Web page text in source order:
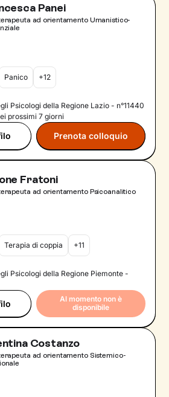
Panei
ad orientamento Umanistico-
Panico +12
Psicologi della Regione Lazio - n°11440
prossimi 7 giorni
Prenota colloquio
Fratoni
ad orientamento Psicoanalitico
Terapia di coppia +11
Psicologi della Regione Piemonte -
Al momento non è
disponibile
Costanzo
ad orientamento Sistemico-